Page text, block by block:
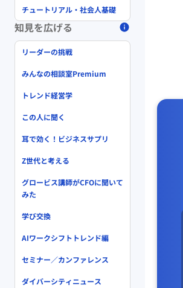
チュートリアル・社会人基礎
知見を広げる
リーダーの挑戦
みんなの相談室Premium
トレンド経営学
この人に聞く
耳で効く！ビジネスサプリ
Z世代と考える
グロービス講師がCFOに聞いて
みた
学び交換
AIワークシフトトレンド編
セミナー／カンファレンス
ダイバーシティニュース